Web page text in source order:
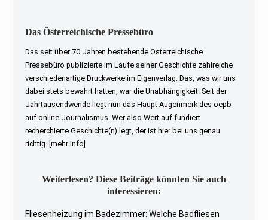
Das Österreichische Pressebüro
Das seit über 70 Jahren bestehende Österreichische
Pressebüro publizierte im Laufe seiner Geschichte zahlreiche
verschiedenartige Druckwerke im Eigenverlag. Das, was wir uns
dabei stets bewahrt hatten, war die Unabhängigkeit. Seit der
Jahrtausendwende liegt nun das Haupt-Augenmerk des oepb
auf online-Journalismus. Wer also Wert auf fundiert
recherchierte Geschichte(n) legt, der ist hier bei uns genau
richtig.
[mehr Info]
Weiterlesen? Diese Beiträge könnten Sie auch
interessieren:
Fliesenheizung im Badezimmer: Welche Badfliesen